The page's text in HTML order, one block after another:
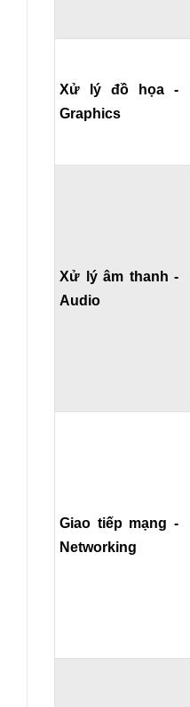
Xử lý đồ họa -
Graphics
Xử lý âm thanh -
Audio
Giao tiếp mạng -
Networking